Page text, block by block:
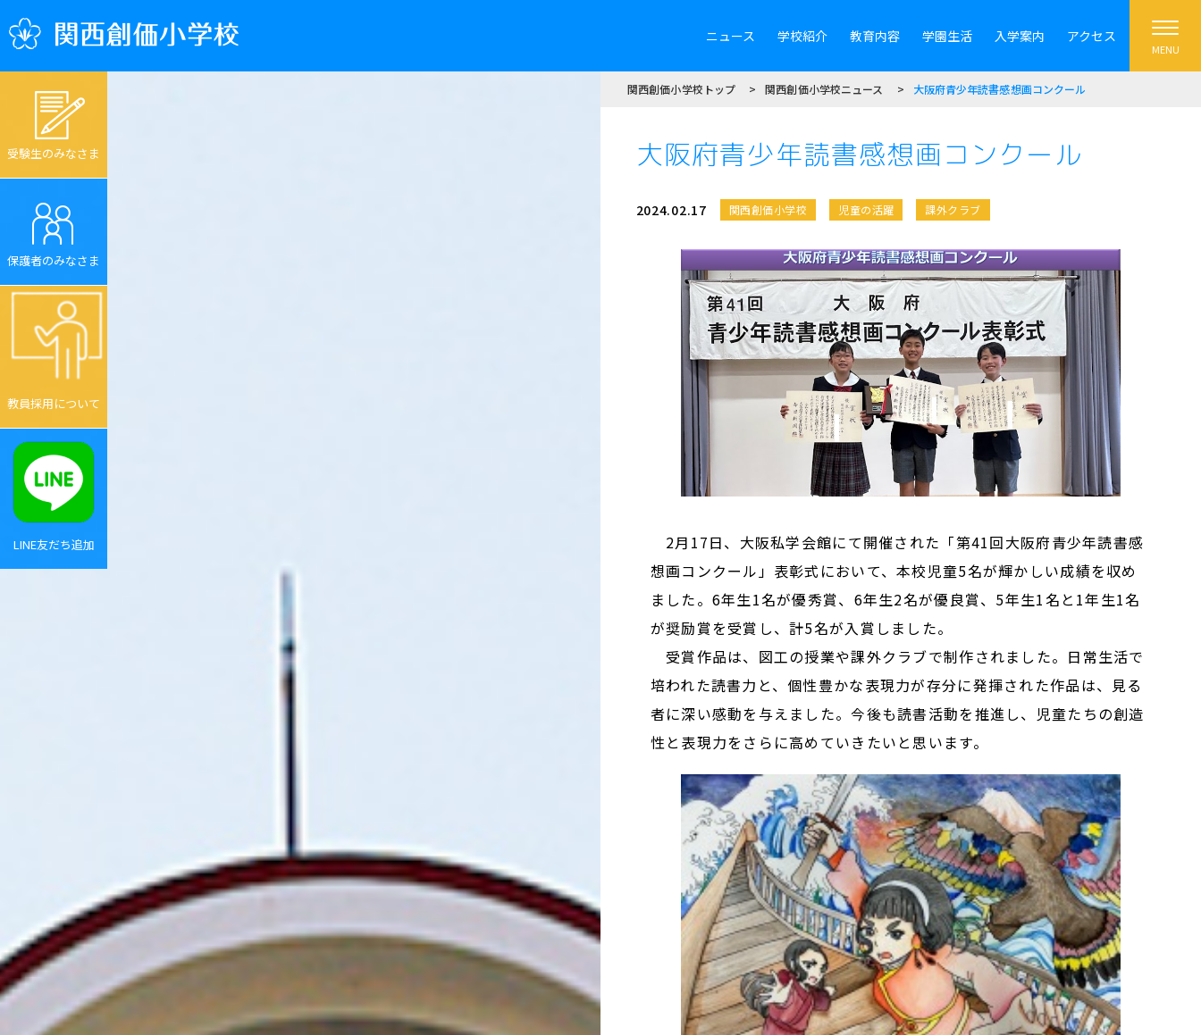
ニュース 学校紹介 教育内容 学園生活 入学案内 アクセス
MENU
受験生のみなさま
保護者のみなさま
教員採用について
LINE友だち追加
関西創価小学校トップ 関西創価小学校ニュース 大阪府青少年読書感想画コンクール
大阪府青少年読書感想画コンクール
2024.02.17 関西創価小学校 児童の活躍 課外クラブ
2月17日、大阪私学会館にて開催された「第41回大阪府青少年読書感
想画コンクール」表彰式において、本校児童5名が輝かしい成績を収め
ました。6年生1名が優秀賞、6年生2名が優良賞、5年生1名と1年生1名
が奨励賞を受賞し、計5名が入賞しました。
受賞作品は、図工の授業や課外クラブで制作されました。日常生活で
培われた読書力と、個性豊かな表現力が存分に発揮された作品は、見る
者に深い感動を与えました。今後も読書活動を推進し、児童たちの創造
性と表現力をさらに高めていきたいと思います。